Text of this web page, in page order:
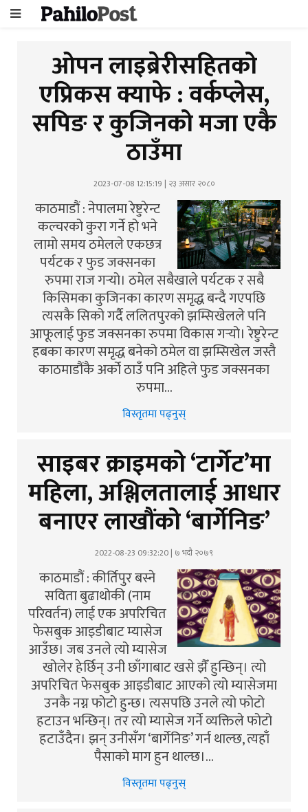
ओपन लाइब्रेरीसहितको
एप्रिकस क्याफे : वर्कप्लेस,
सपिङ र कुजिनको मजा एकै
ठाउँमा
2023-07-08 12:15:19 | २३ असार २०८०
काठमाडौं : नेपालमा रेष्टुरेन्ट
कल्चरको कुरा गर्ने हो भने
लामो समय ठमेलले एकछत्र
पर्यटक र फुड जक्सनका
रुपमा राज गर्‍यो। ठमेल सबैखाले पर्यटक र सबै
किसिमका कुजिनका कारण समृद्ध बन्दै गएपछि
त्यसकै सिको गर्दै ललितपुरको झम्सिखेलले पनि
आफूलाई फुड जक्सनका रुपमा विकास गर्‍यो। रेष्टुरेन्ट
हबका कारण समृद्ध बनेको ठमेल वा झम्सिखेल जस्तै
काठमाडौंकै अर्को ठाउँ पनि अहिले फुड जक्सनका
रुपमा…
विस्तृतमा पढ्नुस्
साइबर क्राइमको ‘टार्गेट’मा
महिला, अश्लिलतालाई आधार
बनाएर लाखौंको ‘बार्गेनिङ’
2022-08-23 09:32:20 | ७ भदौ २०७९
काठमाडौं : कीर्तिपुर बस्ने
सविता बुढाथोकी (नाम
परिवर्तन) लाई एक अपरिचित
फेसबुक आइडीबाट म्यासेज
आउँछ। जब उनले त्यो म्यासेज
खोलेर हेर्छिन् उनी छाँगाबाट खसे झैँ हुन्छिन्। त्यो
अपरिचित फेसबुक आइडीबाट आएको त्यो म्यासेजमा
उनकै नग्न फोटो हुन्छ। त्यसपछि उनले त्यो फोटो
हटाउन भन्छिन्। तर त्यो म्यासेज गर्ने व्यक्तिले फोटो
हटाउँदैन। झन् उनीसँग ‘बार्गेनिङ’ गर्न थाल्छ, त्यहाँ
पैसाको माग हुन थाल्छ।…
विस्तृतमा पढ्नुस्